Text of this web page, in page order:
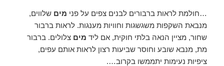
…חולמת לראות ברבורים לבנים צפים על פני מים שלווים,
מנבאת השקפות משגשגות וחוויות מענגות. לראות ברבור
שחור, מציין הנאה בלתי חוקית, אם ליד מים צלולים. ברבור
מת, מנבא שובע וחוסר שביעות רצון לראות אותם עפים,
ציפיות נעימות יתממשו בקרוב….